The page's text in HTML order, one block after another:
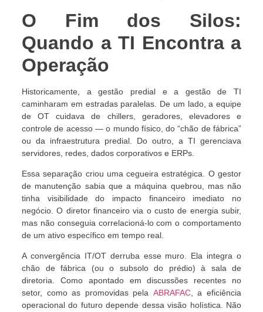
O Fim dos Silos:
Quando a TI Encontra a
Operação
Historicamente, a gestão predial e a gestão de TI
caminharam em estradas paralelas. De um lado, a equipe
de OT cuidava de chillers, geradores, elevadores e
controle de acesso — o mundo físico, do “chão de fábrica”
ou da infraestrutura predial. Do outro, a TI gerenciava
servidores, redes, dados corporativos e ERPs.
Essa separação criou uma cegueira estratégica. O gestor
de manutenção sabia que a máquina quebrou, mas não
tinha visibilidade do impacto financeiro imediato no
negócio. O diretor financeiro via o custo de energia subir,
mas não conseguia correlacioná-lo com o comportamento
de um ativo específico em tempo real.
A convergência IT/OT derruba esse muro. Ela integra o
chão de fábrica (ou o subsolo do prédio) à sala de
diretoria. Como apontado em discussões recentes no
setor, como as promovidas pela ABRAFAC, a eficiência
operacional do futuro depende dessa visão holística. Não